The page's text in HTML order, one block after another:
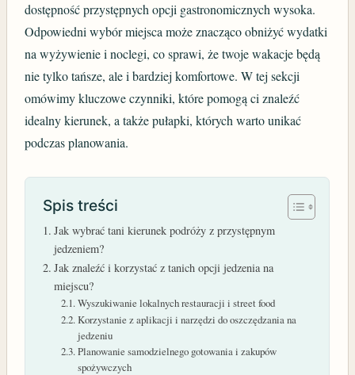
dostępność przystępnych opcji gastronomicznych wysoka.
Odpowiedni wybór miejsca może znacząco obniżyć wydatki
na wyżywienie i noclegi, co sprawi, że twoje wakacje będą
nie tylko tańsze, ale i bardziej komfortowe. W tej sekcji
omówimy kluczowe czynniki, które pomogą ci znaleźć
idealny kierunek, a także pułapki, których warto unikać
podczas planowania.
Spis treści
Jak wybrać tani kierunek podróży z przystępnym
jedzeniem?
Jak znaleźć i korzystać z tanich opcji jedzenia na
miejscu?
Wyszukiwanie lokalnych restauracji i street food
Korzystanie z aplikacji i narzędzi do oszczędzania na
jedzeniu
Planowanie samodzielnego gotowania i zakupów
spożywczych